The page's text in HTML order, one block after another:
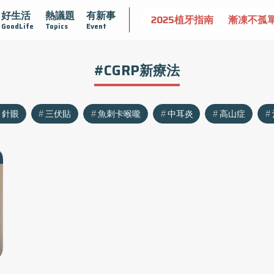
好生活
GoodLife
熱議題
Topics
有新事
Event
護骨骼健康 達文西手術專欄 2025植牙指南 漸凍不孤
#CGRP新療法
針眼 三伏貼 魚刺卡喉嚨 中耳炎 高山症